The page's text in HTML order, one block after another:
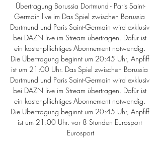
Übertragung Borussia Dortmund - Paris Saint-
Germain live im Das Spiel zwischen Borussia
Dortmund und Paris Saint-Germain wird exklusiv
bei DAZN live im Stream übertragen. Dafür ist
ein kostenpflichtiges Abonnement notwendig.
Die Übertragung beginnt um 20:45 Uhr, Anpfiff
ist um 21:00 Uhr. Das Spiel zwischen Borussia
Dortmund und Paris Saint-Germain wird exklusiv
bei DAZN live im Stream übertragen. Dafür ist
ein kostenpflichtiges Abonnement notwendig.
Die Übertragung beginnt um 20:45 Uhr, Anpfiff
ist um 21:00 Uhr. vor 8 Stunden Eurosport
Eurosport